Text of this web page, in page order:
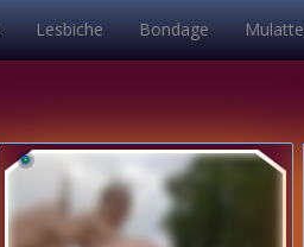
Lesbiche Bondage Mulatte